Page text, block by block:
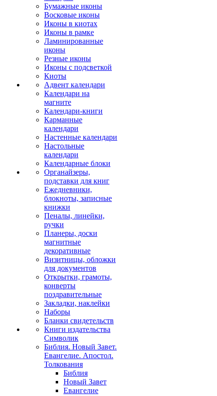
Бумажные иконы
Восковые иконы
Иконы в киотах
Иконы в рамке
Ламинированные
иконы
Резные иконы
Иконы с подсветкой
Киоты
Адвент календари
Календари на
магните
Календари-книги
Карманные
календари
Настенные календари
Настольные
календари
Календарные блоки
Органайзеры,
подставки для книг
Ежедневники,
блокноты, записные
книжки
Пеналы, линейки,
ручки
Планеры, доски
магнитные
декоративные
Визитницы, обложки
для документов
Открытки, грамоты,
конверты
поздравительные
Закладки, наклейки
Наборы
Бланки свидетельств
Книги издательства
Символик
Библия. Новый Завет.
Евангелие. Апостол.
Толкования
Библия
Новый Завет
Евангелие